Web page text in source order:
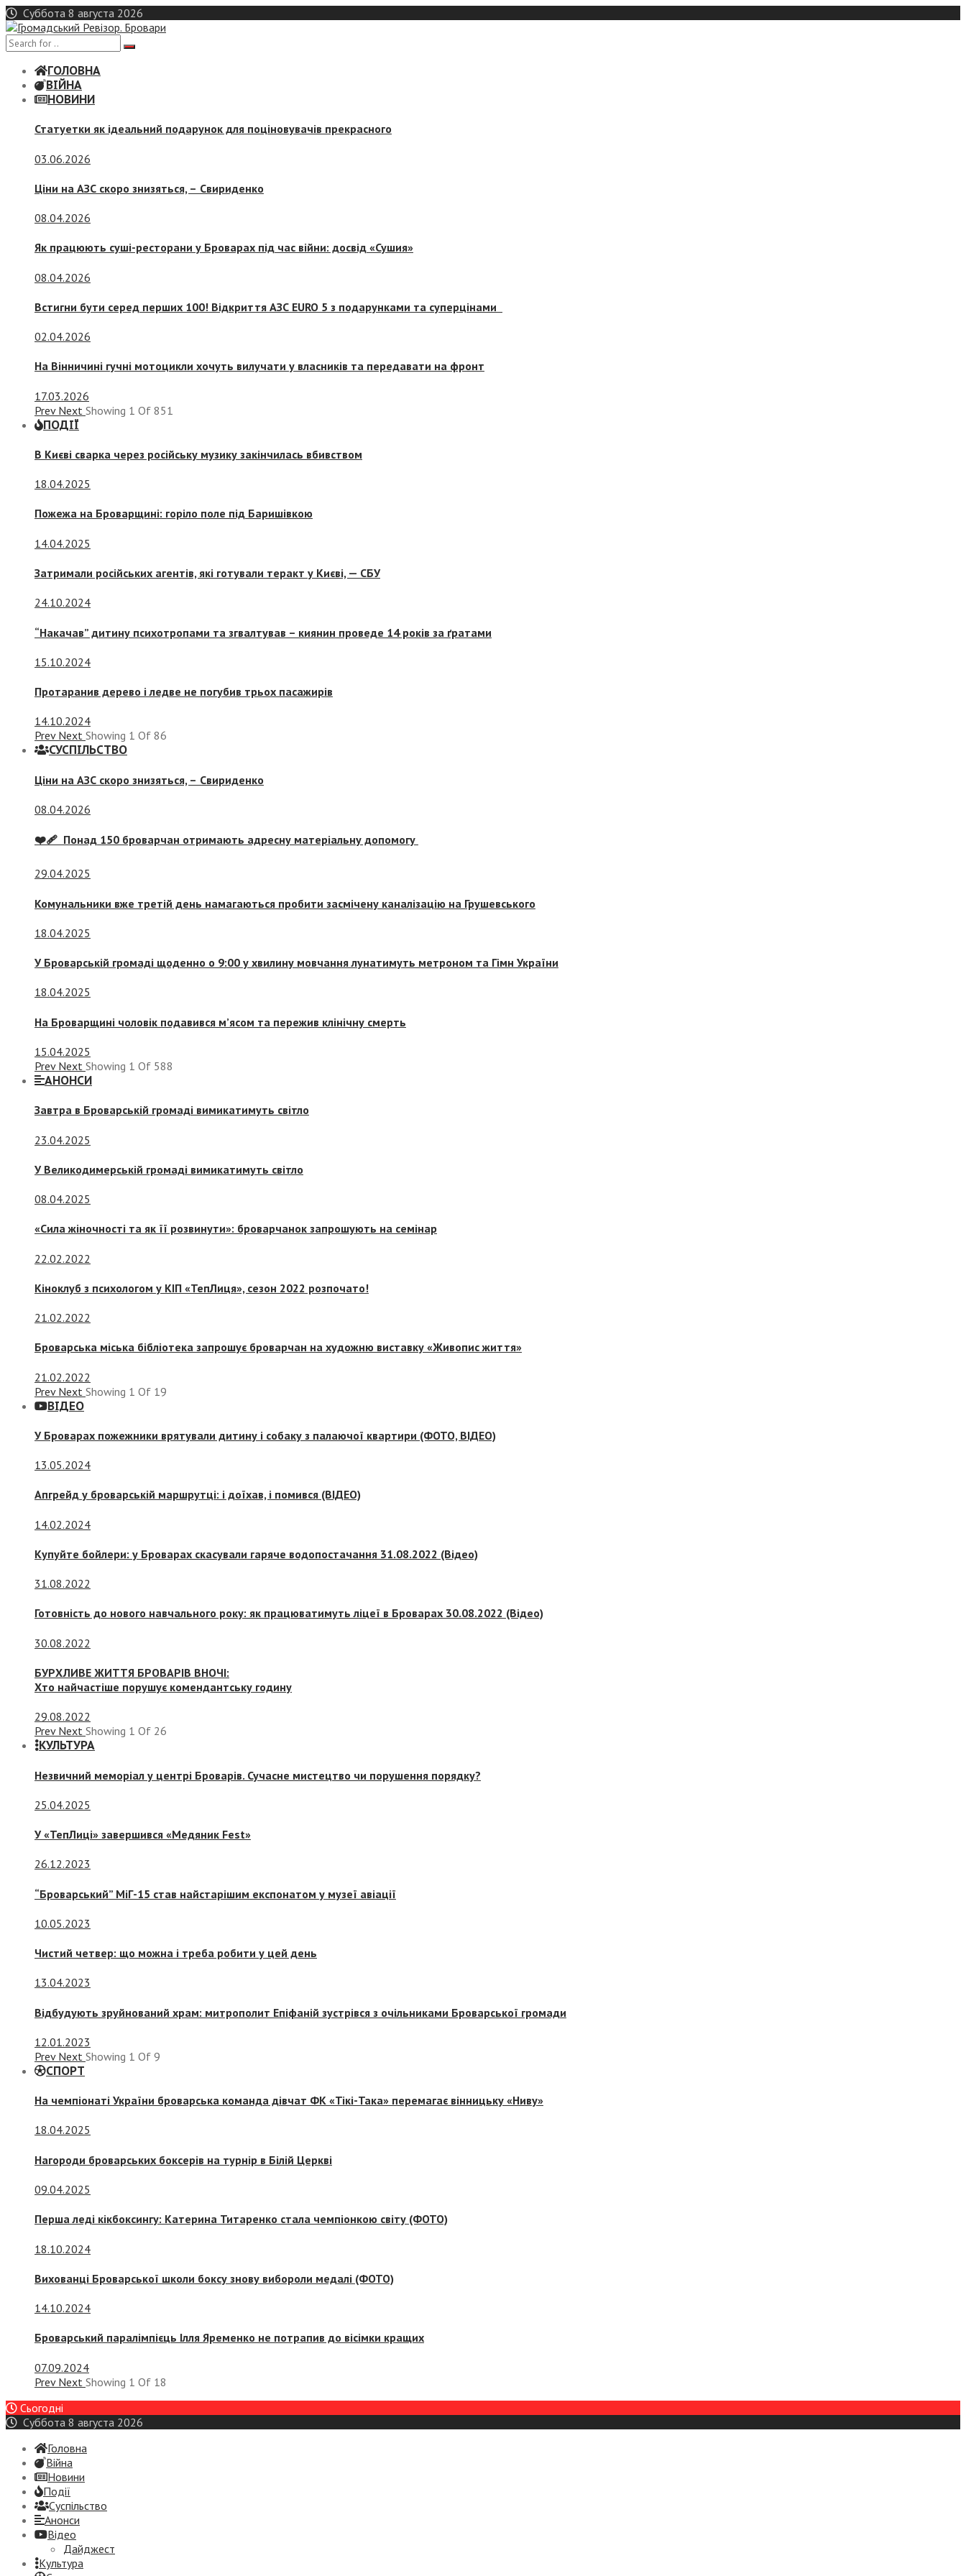
Skip
to
content
Суббота 8 августа 2026
ГОЛОВНА
ВІЙНА
НОВИНИ
Статуетки як ідеальний подарунок для поціновувачів прекрасного
03.06.2026
Ціни на АЗС скоро знизяться, – Свириденко
08.04.2026
Як працюють суші-ресторани у Броварах під час війни: досвід «Сушия»
08.04.2026
Встигни бути серед перших 100! Відкриття АЗС EURO 5 з подарунками та суперцінами
02.04.2026
На Вінничині гучні мотоцикли хочуть вилучати у власників та передавати на фронт
17.03.2026
Prev Next Showing 1 Of 851
ПОДІЇ
В Києві сварка через російську музику закінчилась вбивством
18.04.2025
Пожежа на Броварщині: горіло поле під Баришівкою
14.04.2025
Затримали російських агентів, які готували теракт у Києві, — СБУ
24.10.2024
“Накачав” дитину психотропами та згвалтував – киянин проведе 14 років за ґратами
15.10.2024
Протаранив дерево і ледве не погубив трьох пасажирів
14.10.2024
Prev Next Showing 1 Of 86
СУСПIЛЬСТВО
Ціни на АЗС скоро знизяться, – Свириденко
08.04.2026
❤️‍🩹 Понад 150 броварчан отримають адресну матеріальну допомогу
29.04.2025
Комунальники вже третій день намагаються пробити засмічену каналізацію на Грушевського
18.04.2025
У Броварській громаді щоденно о 9:00 у хвилину мовчання лунатимуть метроном та Гімн України
18.04.2025
На Броварщині чоловік подавився м’ясом та пережив клінічну смерть
15.04.2025
Prev Next Showing 1 Of 588
АНОНСИ
Завтра в Броварській громаді вимикатимуть світло
23.04.2025
У Великодимерській громаді вимикатимуть світло
08.04.2025
«Сила жіночності та як її розвинути»: броварчанок запрошують на семінар
22.02.2022
Кіноклуб з психологом у КІП «ТепЛиця», сезон 2022 розпочато!
21.02.2022
Броварська міська бібліотека запрошує броварчан на художню виставку «Живопис життя»
21.02.2022
Prev Next Showing 1 Of 19
ВІДЕО
У Броварах пожежники врятували дитину і собаку з палаючої квартири (ФОТО, ВІДЕО)
13.05.2024
Апгрейд у броварській маршрутці: і доїхав, і помився (ВІДЕО)
14.02.2024
Купуйте бойлери: у Броварах скасували гаряче водопостачання 31.08.2022 (Відео)
31.08.2022
Готовність до нового навчального року: як працюватимуть ліцеї в Броварах 30.08.2022 (Відео)
30.08.2022
БУРХЛИВЕ ЖИТТЯ БРОВАРІВ ВНОЧІ:
Хто найчастіше порушує комендантську годину
29.08.2022
Prev Next Showing 1 Of 26
КУЛЬТУРА
Незвичний меморіал у центрі Броварів. Сучасне мистецтво чи порушення порядку?
25.04.2025
У «ТепЛиці» завершився «Медяник Fest»
26.12.2023
“Броварський” МіГ-15 став найстарішим експонатом у музеї авіації
10.05.2023
Чистий четвер: що можна і треба робити у цей день
13.04.2023
Відбудують зруйнований храм: митрополит Епіфаній зустрівся з очільниками Броварської громади
12.01.2023
Prev Next Showing 1 Of 9
СПОРТ
На чемпіонаті України броварська команда дівчат ФК «Тікі-Така» перемагає вінницьку «Ниву»
18.04.2025
Нагороди броварських боксерів на турнір в Білій Церкві
09.04.2025
Перша леді кікбоксингу: Катерина Титаренко стала чемпіонкою світу (ФОТО)
18.10.2024
Вихованці Броварської школи боксу знову вибороли медалі (ФОТО)
14.10.2024
Броварський паралімпієць Ілля Яременко не потрапив до вісімки кращих
07.09.2024
Prev Next Showing 1 Of 18
Сьогодні
Суббота 8 августа 2026
Головна
Війна
Новини
Події
Суспiльство
Анонси
Відео
Дайджест
Культура